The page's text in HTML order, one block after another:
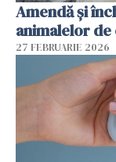
Amendă și
animalelor
27 FEBRUARIE 2026